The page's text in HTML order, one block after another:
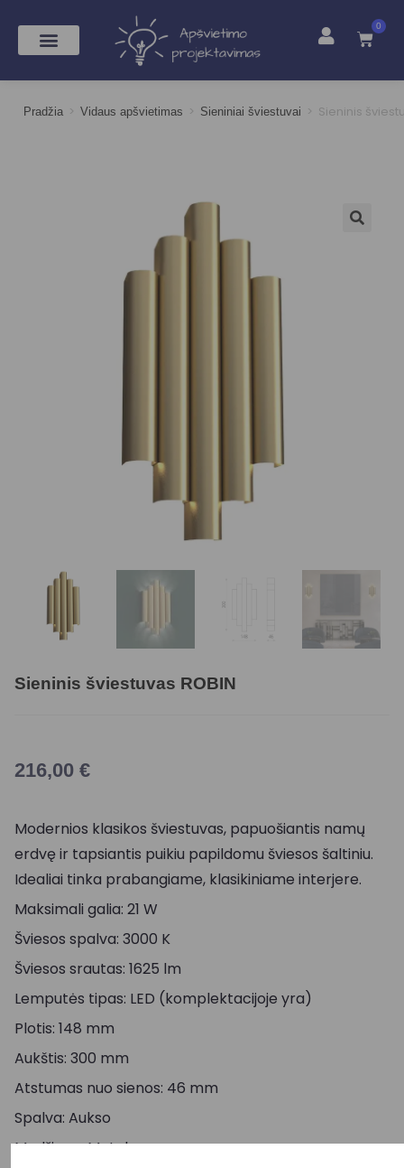
0
Pradžia > Vidaus apšvietimas > Sieniniai šviestuvai > Sieninis
Sieninis šviestuvas ROBIN
216,00 €
Modernios klasikos šviestuvas, papuošiantis namų
erdvę ir tapsiantis puikiu papildomu šviesos šaltiniu.
Idealiai tinka prabangiame, klasikiniame interjere.
Maksimali galia: 21 W
Šviesos spalva: 3000 K
Šviesos srautas: 1625 lm
Lemputės tipas: LED (komplektacijoje yra)
Plotis: 148 mm
Aukštis: 300 mm
Atstumas nuo sienos: 46 mm
Spalva: Aukso
Medžiaga: Metalas